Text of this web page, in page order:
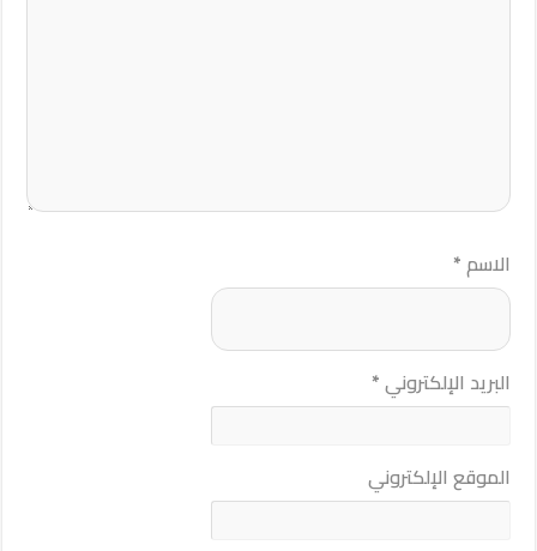
الاسم*
البريد الإلكتروني*
الموقع الإلكتروني